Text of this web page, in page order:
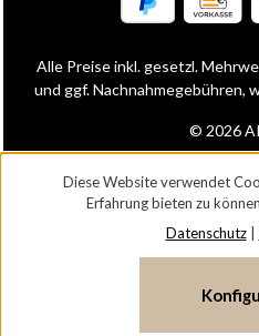
© 2026
Alle Preise inkl. gesetzl.
und ggf. Nachnahmegebühren,
Diese Website verwendet
Erfahrung bieten zu
Datenschutz|